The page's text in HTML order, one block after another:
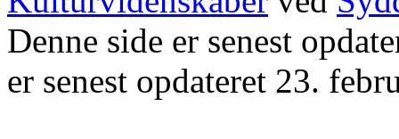
Denne side er senest
er senest opdateret 23.